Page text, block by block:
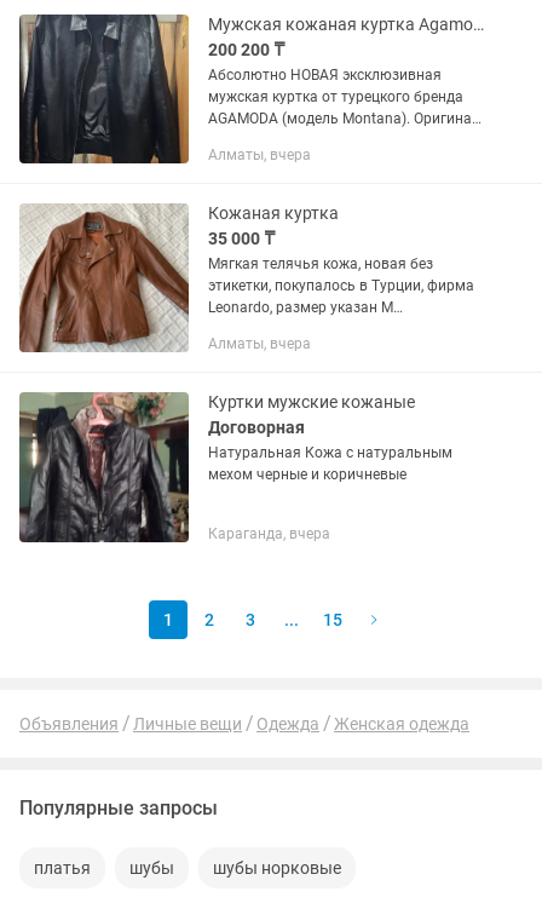
Мужская кожаная куртка Agamoda (Турция)
200 200 ₸
Абсолютно НОВАЯ эксклюзивная
мужская куртка от турецкого бренда
AGAMODA (модель Montana). Оригинал,
надевалась, идеальный магазинный
фабричные...
Алматы, вчера
Кожаная куртка
35 000 ₸
Мягкая телячья кожа, новая без
этикетки, покупалось в Турции, фирма
Leonardo, размер указан М
Алматы, вчера
Куртки мужские кожаные
Договорная
Натуральная Кожа с натуральным
мехом черные и коричневые
Караганда, вчера
1 2 3 ... 15
Объявления Личные вещи Одежда Женская одежда
Популярные запросы
платья шубы шубы норковые